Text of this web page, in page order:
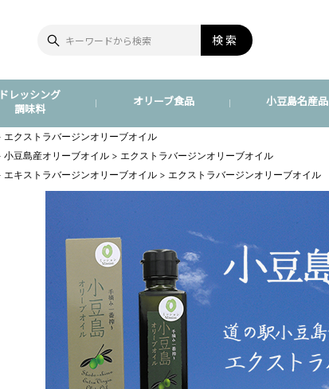
検索
ドレッシング
調味料
オリーブ食品 小豆島名産品
エクストラバージンオリーブオイル
小豆島産オリーブオイル
エクストラバージンオリーブオイル
エキストラバージンオリーブオイル エクストラバージンオリーブオイル